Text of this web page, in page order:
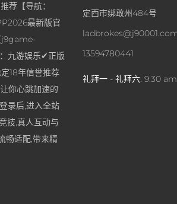
荐【导航：
最新版官
j9game-
九游娱乐✔正版
18年信誉推荐
你心跳加速的
录后,进入全站
技,真人互动与
畅适配,带来精
定西市绑敢州484号
13594780441
礼拜一 - 礼拜六: 9:30